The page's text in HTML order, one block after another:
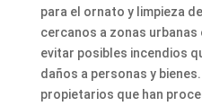
para el ornato y limpieza
cercanos a zonas urbanas
evitar posibles incendios
daños a personas y
propietarios que han